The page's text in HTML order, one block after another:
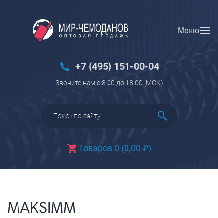
Меню
+7 (495) 151-00-04
Звоните нам с 8:00 до 18:00 (МCK)
Товаров 0 (0,00 ₽)
Вход Регистрация
Багаж
Чемоданы
Чемоданы детские
Пилоты на колесах
Рюкзаки детские для детских
MAKSIMM